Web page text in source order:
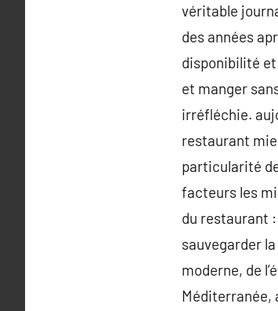
véritable
des années
disponibilité
et manger
irréfléchie.
restaurant
particularité
facteurs les
du restaurant
sauvegarder
moderne, de
Méditerranée,